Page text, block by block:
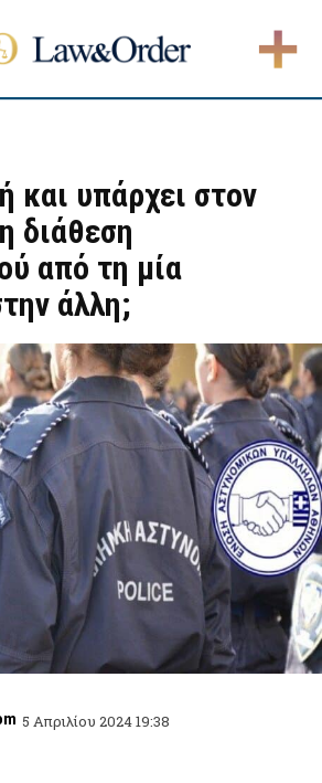
και υπάρχει στον
διάθεση
από τη μία
άλλη;
5 Απριλίου 2024 19:38